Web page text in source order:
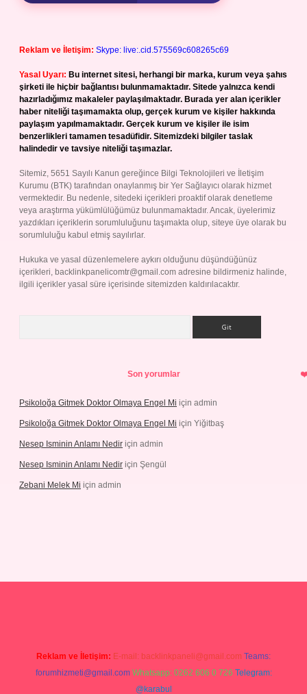
Reklam ve İletişim: Skype: live:.cid.575569c608265c69
Yasal Uyarı: Bu internet sitesi, herhangi bir marka, kurum veya şahıs
şirketi ile hiçbir bağlantısı bulunmamaktadır. Sitede yalnızca kendi
hazırladığımız makaleler paylaşılmaktadır. Burada yer alan içerikler
haber niteliği taşımamakta olup, gerçek kurum ve kişiler hakkında
paylaşım yapılmamaktadır. Gerçek kurum ve kişiler ile isim
benzerlikleri tamamen tesadüfidir. Sitemizdeki bilgiler taslak
halindedir ve tavsiye niteliği taşımazlar.
Sitemiz, 5651 Sayılı Kanun gereğince Bilgi Teknolojileri ve İletişim
Kurumu (BTK) tarafından onaylanmış bir Yer Sağlayıcı olarak hizmet
vermektedir. Bu nedenle, sitedeki içerikleri proaktif olarak denetleme
veya araştırma yükümlülüğümüz bulunmamaktadır. Ancak, üyelerimiz
yazdıkları içeriklerin sorumluluğunu taşımakta olup, siteye üye olarak bu
sorumluluğu kabul etmiş sayılırlar.
Hukuka ve yasal düzenlemelere aykırı olduğunu düşündüğünüz
içerikleri, backlinkpanelicomtr@gmail.com adresine bildirmeniz halinde,
ilgili içerikler yasal süre içerisinde sitemizden kaldırılacaktır.
Son yorumlar
Psikoloğa Gitmek Doktor Olmaya Engel Mi için admin
Psikoloğa Gitmek Doktor Olmaya Engel Mi için Yiğitbaş
Nesep Isminin Anlamı Nedir için admin
Nesep Isminin Anlamı Nedir için Şengül
Zebani Melek Mi için admin
Reklam ve İletişim: E-mail: backlinkpaneli@gmail.com Teams:
forumhizmeti@gmail.com Whatsapp: 0262 606 0 726 Telegram:
@karabul